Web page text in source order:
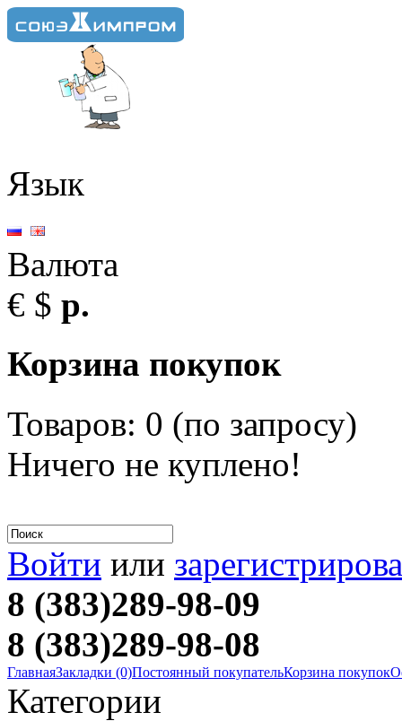
Язык
Валюта
€ $ р.
Корзина покупок
Товаров: 0 (по запросу)
Ничего не куплено!
Войти или
8 (383)289-98-09
8 (383)289-98-08
ГлавнаяЗакладки (0)Постоянный покупательКорзина покупок
Категории